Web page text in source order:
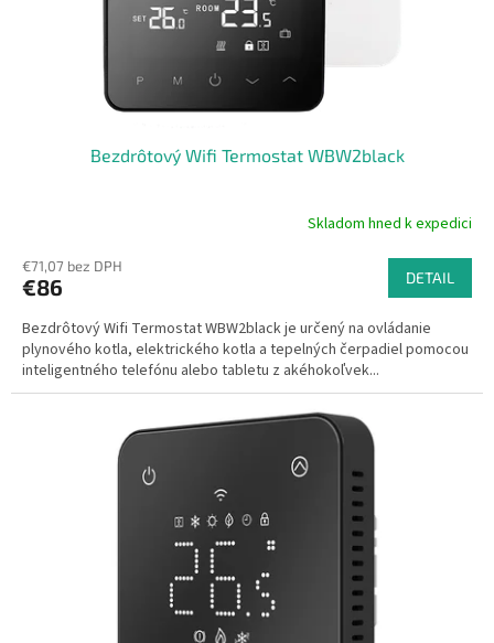
Bezdrôtový Wifi Termostat WBW2black
produktu
je
z
5
hviezdičiek.
Skladom hned k expedici
€71,07 bez DPH
€86 DETAIL
Bezdrôtový Wifi Termostat WBW2black je určený na ovládanie
plynového kotla, elektrického kotla a tepelných čerpadiel pomocou
inteligentného telefónu alebo tabletu z akéhokoľvek...